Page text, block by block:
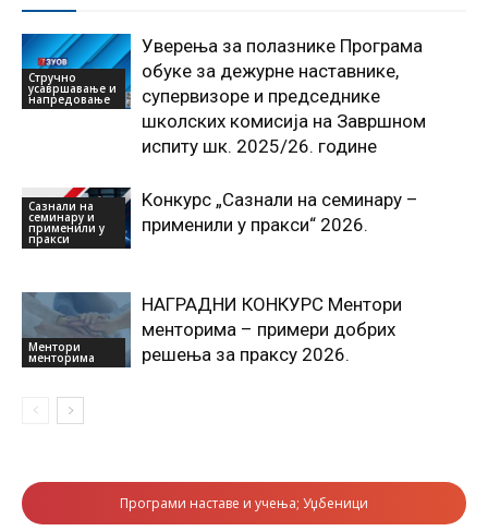
Стручно
усавршавање и
напредовање
Уверења за полазнике Програмa
обуке за дежурне наставнике,
супервизоре и председнике
школских комисија на Завршном
испиту шк. 2025/26. године
Сазнали на
семинару и
применили у
пракси
Kонкурс „Сазнали на семинару –
применили у пракси“ 2026.
Ментори
менторима
НАГРАДНИ КОНКУРС Ментори
менторима – примери добрих
решења за праксу 2026.
Програми наставе и учења; Уџбеници